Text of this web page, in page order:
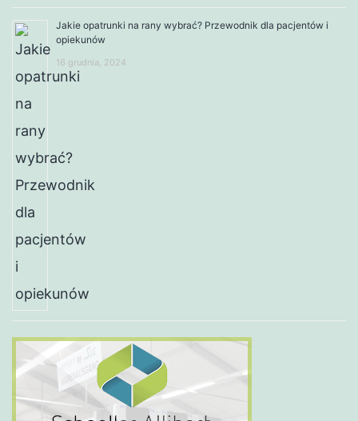
Jakie opatrunki na rany wybrać? Przewodnik dla pacjentów i
opiekunów
16 grudnia, 2024